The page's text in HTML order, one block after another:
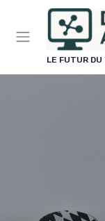
LE FUTUR
Panneau de